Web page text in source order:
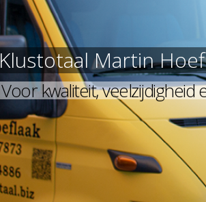
Klustotaal Martin
Voor kwaliteit, veelzijdigheid